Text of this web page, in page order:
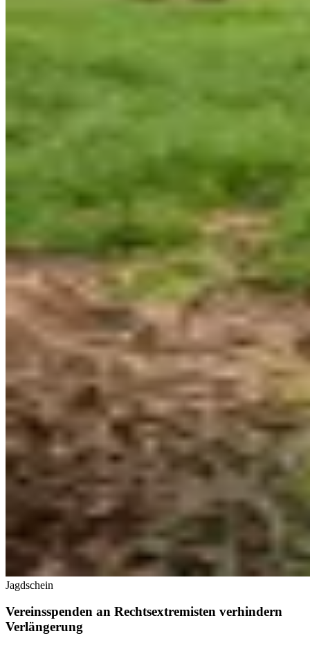
Jagdschein
Vereinsspenden an Rechtsextremisten verhindern
Verlängerung